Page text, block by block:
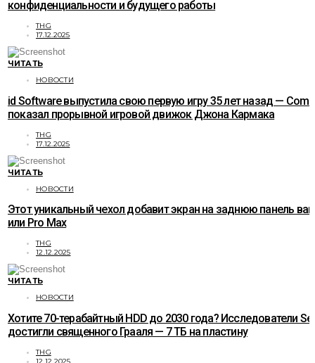
конфиденциальности и будущего работы
THG
17.12.2025
ЧИТАТЬ
НОВОСТИ
id Software выпустила свою первую игру 35 лет назад —
показал прорывной игровой движок Джона Кармака
THG
17.12.2025
ЧИТАТЬ
НОВОСТИ
Этот уникальный чехол добавит экран на заднюю панель
или Pro Max
THG
12.12.2025
ЧИТАТЬ
НОВОСТИ
Хотите 70-терабайтный HDD до 2030 года? Исследователи
достигли священного Грааля — 7 ТБ на пластину
THG